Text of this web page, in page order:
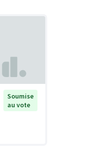
Soumise
au vote